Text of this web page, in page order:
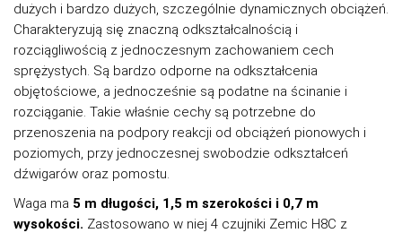
dużych i bardzo dużych, szczególnie dynamicznych obciążeń.
Charakteryzują się znaczną odkształcalnością i
rozciągliwością z jednoczesnym zachowaniem cech
sprężystych. Są bardzo odporne na odkształcenia
objętościowe, a jednocześnie są podatne na ścinanie i
rozciąganie. Takie właśnie cechy są potrzebne do
przenoszenia na podpory reakcji od obciążeń pionowych i
poziomych, przy jednoczesnej swobodzie odkształceń
dźwigarów oraz pomostu.
Waga ma 5 m długości, 1,5 m szerokości i 0,7 m
wysokości. Zastosowano w niej 4 czujniki Zemic H8C z